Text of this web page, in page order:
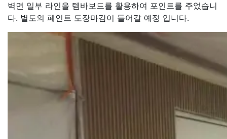
벽면 일부 라인을 템바보드를 활용하여 포인트를 주었습니
다. 별도의 페인트 도장마감이 들어갈 예정 입니다.